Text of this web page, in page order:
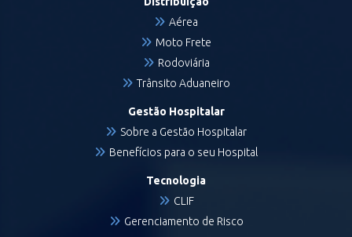
Aérea
Moto Frete
Rodoviária
Trânsito Aduaneiro
Gestão Hospitalar
Sobre a Gestão Hospitalar
Benefícios para o seu Hospital
Tecnologia
CLIF
Gerenciamento de Risco